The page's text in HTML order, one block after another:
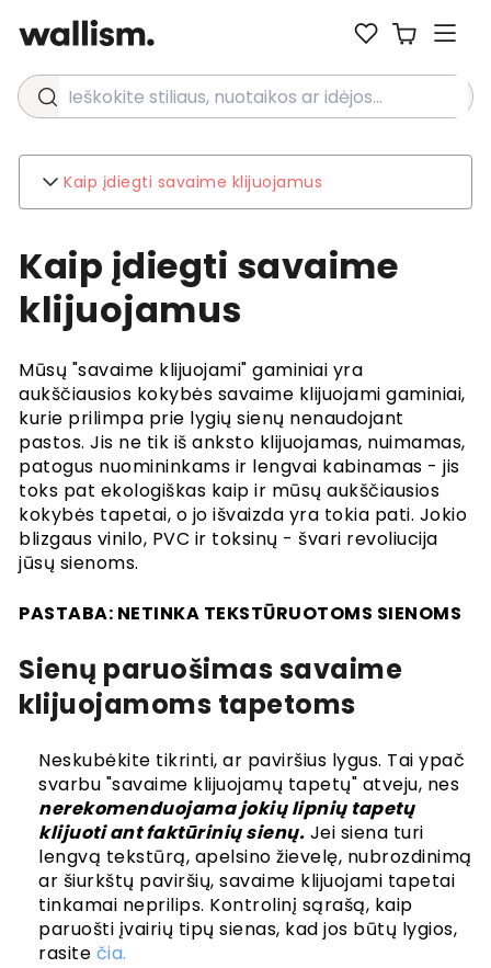
Ieškokite stiliaus, nuotaikos ar idėjos...
Kaip įdiegti savaime klijuojamus
Apie
Susisiekite su
Aplinka
Verslo užklausos
Klientų aptarnavimas
DUK
Pristatymas
Grąžinimai ir kompensacijos
Taisyklės ir sąlygos
Slapukai
Privatumo politika
Tapetų straipsniai
Kaip pakabinti tapetus
Kaip išmatuoti sieną
Sienų paruošimas
Tapetų įrankiai
Kaip įdiegti savaime
klijuojamus
Mūsų "savaime klijuojami" gaminiai yra
aukščiausios kokybės savaime klijuojami gaminiai,
kurie prilimpa prie lygių sienų nenaudojant
pastos. Jis ne tik iš anksto klijuojamas, nuimamas,
patogus nuomininkams ir lengvai kabinamas - jis
toks pat ekologiškas kaip ir mūsų aukščiausios
kokybės tapetai, o jo išvaizda yra tokia pati. Jokio
blizgaus vinilo, PVC ir toksinų - švari revoliucija
jūsų sienoms.
PASTABA: NETINKA TEKSTŪRUOTOMS SIENOMS
Sienų paruošimas savaime
klijuojamoms tapetoms
Neskubėkite tikrinti, ar paviršius lygus. Tai ypač
svarbu "savaime klijuojamų tapetų" atveju, nes
nerekomenduojama jokių lipnių tapetų
klijuoti ant faktūrinių sienų. Jei siena turi
lengvą tekstūrą, apelsino žievelę, nubrozdinimą
ar šiurkštų paviršių, savaime klijuojami tapetai
tinkamai neprilips. Kontrolinį sąrašą, kaip
paruošti įvairių tipų sienas, kad jos būtų lygios,
rasite čia.